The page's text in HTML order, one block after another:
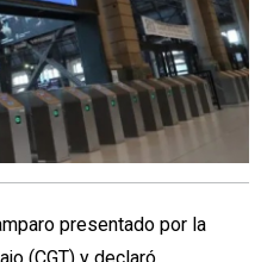
presentado por la